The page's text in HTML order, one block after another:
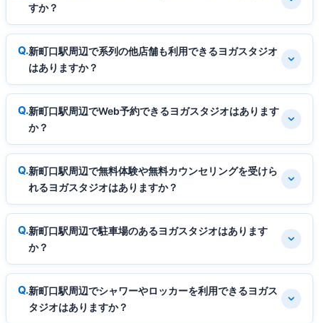
すか？
新町口駅周辺で系列の他店舗も利用できるヨガスタジオ
はありますか？
新町口駅周辺でWeb予約できるヨガスタジオはあります
か？
新町口駅周辺で無料体験や無料カウンセリングを受けら
れるヨガスタジオはありますか？
新町口駅周辺で駐車場のあるヨガスタジオはあります
か？
新町口駅周辺でシャワーやロッカーを利用できるヨガス
タジオはありますか？